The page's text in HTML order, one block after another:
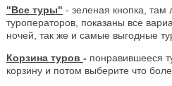
"Все туры" - зеленая кнопка, там
туроператоров, показаны все
ночей, так же и самые выгодные
Корзина туров - понравившееся
корзину и потом выберите что